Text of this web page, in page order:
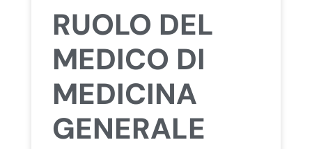
RUOLO DEL
MEDICO DI
MEDICINA
GENERALE